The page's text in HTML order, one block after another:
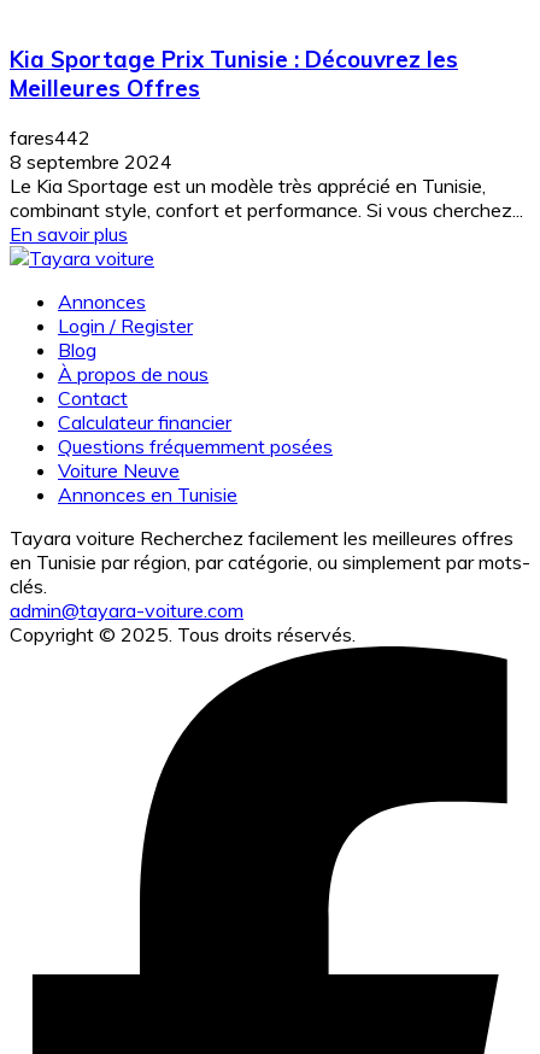
Kia Sportage Prix Tunisie : Découvrez les
Meilleures Offres
fares442
8 septembre 2024
Le Kia Sportage est un modèle très apprécié en Tunisie,
combinant style, confort et performance. Si vous cherchez...
En savoir plus
Annonces
Login / Register
Blog
À propos de nous
Contact
Calculateur financier
Questions fréquemment posées
Voiture Neuve
Annonces en Tunisie
Tayara voiture Recherchez facilement les meilleures offres
en Tunisie par région, par catégorie, ou simplement par mots-
clés.
admin@tayara-voiture.com
Copyright © 2025. Tous droits réservés.